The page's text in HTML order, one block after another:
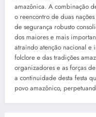
amazônica. A combinação
o reencontro de duas
de segurança robusto
dos maiores e mais
atraindo atenção nacional
folclore e das tradições
organizadores e as forças
a continuidade desta festa
povo amazônico,